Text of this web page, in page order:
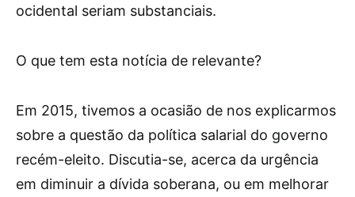
ocidental seriam substanciais.
O que tem esta notícia de relevante?
Em 2015, tivemos a ocasião de nos explicarmos
sobre a questão da política salarial do governo
recém-eleito. Discutia-se, acerca da urgência
em diminuir a dívida soberana, ou em melhorar